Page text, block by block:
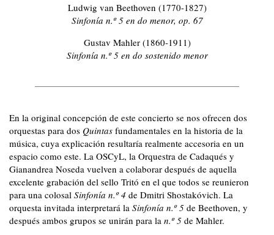
Ludwig van Beethoven (1770-1827)
Sinfonía n.º 5 en do menor, op. 67
Gustav Mahler (1860-1911)
Sinfonía n.º 5 en do sostenido menor
En la original concepción de este concierto se nos ofrecen dos
orquestas para dos Quintas fundamentales en la historia de la
música, cuya explicación resultaría realmente accesoria en un
espacio como este. La OSCyL, la Orquestra de Cadaqués y
Gianandrea Noseda vuelven a colaborar después de aquella
excelente grabación del sello Tritó en el que todos se reunieron
para una colosal Sinfonía n.º 4 de Dmitri Shostakóvich. La
orquesta invitada interpretará la Sinfonía n.º 5 de Beethoven, y
después ambos grupos se unirán para la n.º 5 de Mahler.